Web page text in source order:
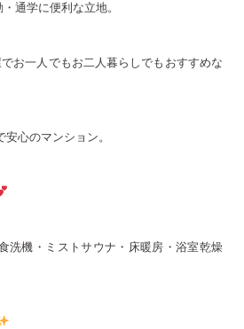
通学に便利な立地。
お一人でもお二人暮らしでもおすすめな
心のマンション。
洗機・ミストサウナ・床暖房・浴室乾燥